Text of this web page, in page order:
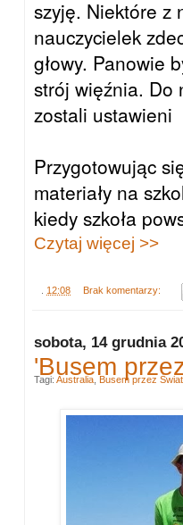
szyję. Niektóre z
nauczycielek
głowy. Panowie
strój więźnia. Do
zostali ustawieni
Przygotowując
materiały na
kiedy szkoła
Czytaj więcej >>
12:08 Brak komentarzy:
sobota, 14 grudnia
'Busem
Tagi: Australia Busem przez Świat